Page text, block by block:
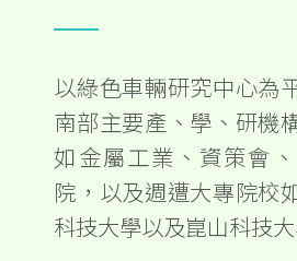
以綠色車輛研究中心為
南部主要產、學、研機
如金屬工業、資策會
院，以及週遭大專院校
科技大學以及崑山科技大